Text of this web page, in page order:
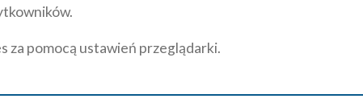
za pomocą ustawień przeglądarki.